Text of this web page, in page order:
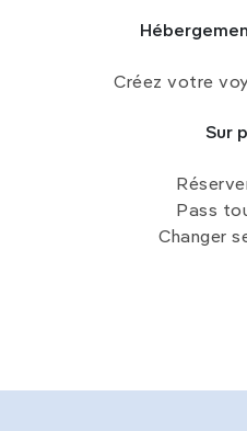
Créez votre
Sur
Pass
Changer